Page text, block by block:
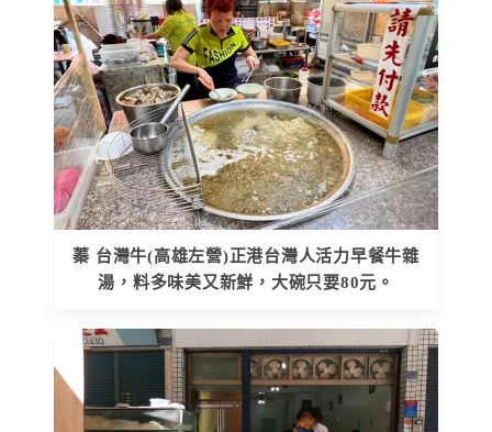
蓁 台灣牛(高雄左營)正港台灣人活力早餐牛雜
湯，料多味美又新鮮，大碗只要80元。